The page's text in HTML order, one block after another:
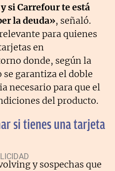
si Carrefour te está
la deuda», señaló.
para quienes
en
donde, según la
garantiza el doble
necesario para que el
del producto.
si tienes una tarjeta
y sospechas que